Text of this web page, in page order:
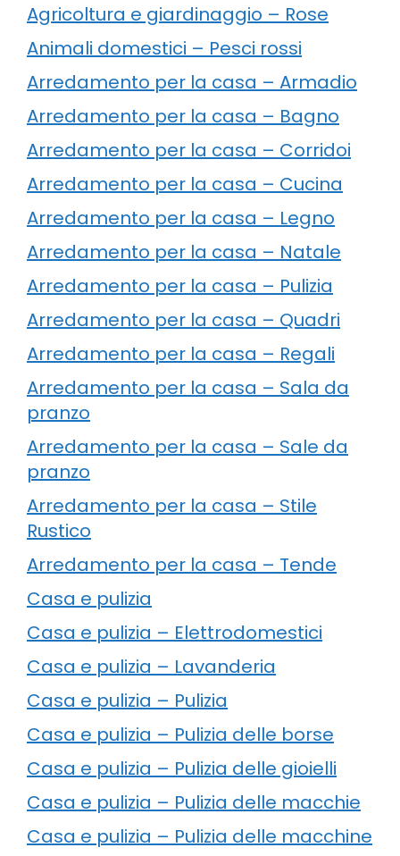
Agricoltura e giardinaggio – Rose
Animali domestici – Pesci rossi
Arredamento per la casa – Armadio
Arredamento per la casa – Bagno
Arredamento per la casa – Corridoi
Arredamento per la casa – Cucina
Arredamento per la casa – Legno
Arredamento per la casa – Natale
Arredamento per la casa – Pulizia
Arredamento per la casa – Quadri
Arredamento per la casa – Regali
Arredamento per la casa – Sala da
pranzo
Arredamento per la casa – Sale da
pranzo
Arredamento per la casa – Stile
Rustico
Arredamento per la casa – Tende
Casa e pulizia
Casa e pulizia – Elettrodomestici
Casa e pulizia – Lavanderia
Casa e pulizia – Pulizia
Casa e pulizia – Pulizia delle borse
Casa e pulizia – Pulizia delle gioielli
Casa e pulizia – Pulizia delle macchie
Casa e pulizia – Pulizia delle macchine